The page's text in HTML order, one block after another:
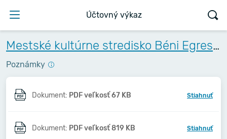
Účtovný výkaz
Mestské kultúrne stredisko Béni Egressyho - Egressy Béni Városi Művelődési Központ
Poznámky
Dokument: PDF veľkosť 67 KB Stiahnuť
Dokument: PDF veľkosť 819 KB Stiahnuť